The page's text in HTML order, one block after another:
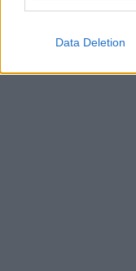
Data Deletion